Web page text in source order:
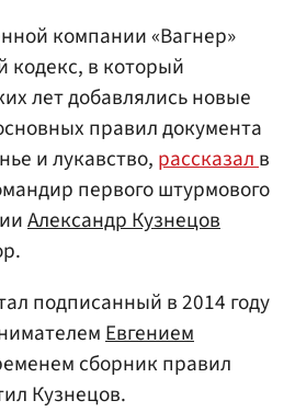
компании «Вагнер»
кодекс, в который
лет добавлялись новые
правил документа
и лукавство, рассказалв
первого штурмового
Александр Кузнецов
подписанный в 2014 году
Евгением
сборник правил
Кузнецов.